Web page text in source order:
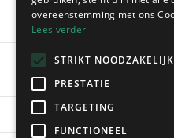
Gevel schilderen met
hybride verf
Gevel schilderen met
spuitkurk
Gevel kaleien
overeenstemming met ons
Lees verder
STRIKT NOODZAKELIJK
PRESTATIE
TARGETING
FUNCTIONEEL